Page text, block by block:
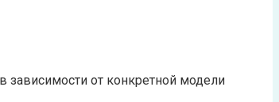
зависимости от конкретной модели